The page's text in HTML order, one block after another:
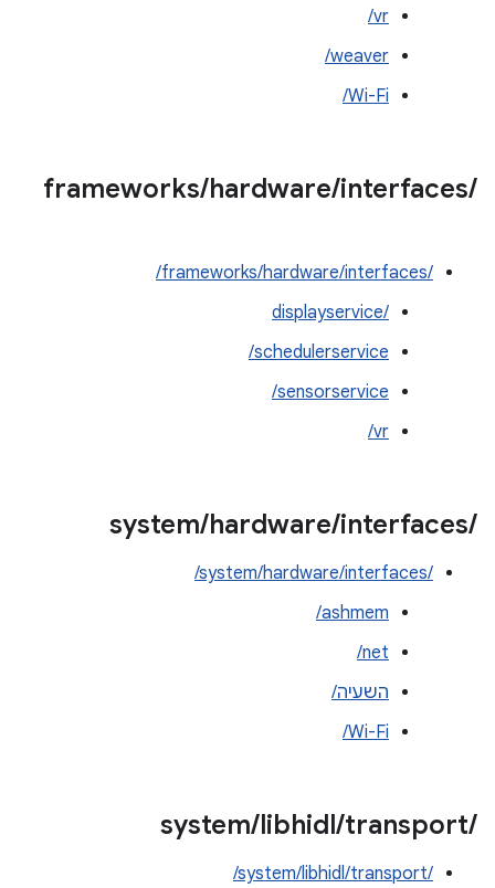
vr/
weaver/
Wi-Fi/
/
frameworks/hardware/interfaces
/frameworks/hardware/interfaces/
displayservice/‎
schedulerservice/
sensorservice/
vr/
/
system/hardware/interfaces
/system/hardware/interfaces/
ashmem/
net/
השעיה/
Wi-Fi/
/
system/libhidl/transport
/system/libhidl/transport/